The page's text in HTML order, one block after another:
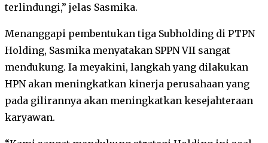
terlindungi,” jelas Sasmika.
Menanggapi pembentukan tiga Subholding di PTPN
Holding, Sasmika menyatakan SPPN VII sangat
mendukung. Ia meyakini, langkah yang dilakukan
HPN akan meningkatkan kinerja perusahaan yang
pada gilirannya akan meningkatkan kesejahteraan
karyawan.